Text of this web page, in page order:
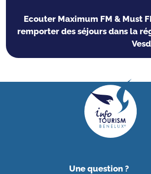
Ecouter Maximum FM & Must
remporter des séjours dans la
Une question ?